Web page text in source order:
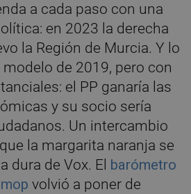
a cada paso con una
en 2023 la derecha
la Región de Murcia. Y lo
de 2019, pero con
el PP ganaría las
y su socio sería
Un intercambio
la margarita naranja se
dura de Vox. El barómetro
volvió a poner de